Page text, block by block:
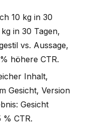
10 kg in 30
in 30 Tagen,
vs. Aussage,
höhere CTR.
Inhalt,
Gesicht, Version
Gesicht
CTR.